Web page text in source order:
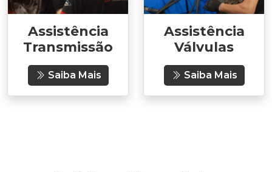
Assistência
Transmissão
Saiba Mais
Assistência
Válvulas
Saiba Mais